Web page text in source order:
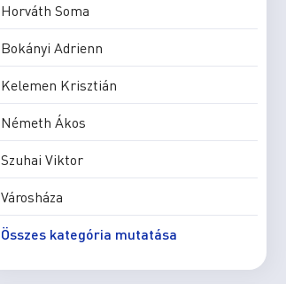
Horváth Soma
Bokányi Adrienn
Kelemen Krisztián
Németh Ákos
Szuhai Viktor
Városháza
Összes kategória mutatása